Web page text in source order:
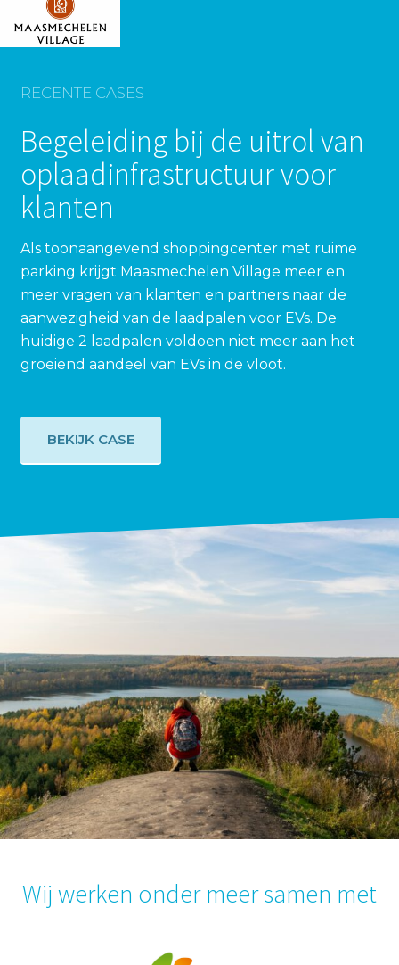
RECENTE CASES
Begeleiding bij de uitrol van
oplaadinfrastructuur voor
klanten
Als toonaangevend shoppingcenter met ruime
parking krijgt Maasmechelen Village meer en
meer vragen van klanten en partners naar de
aanwezigheid van de laadpalen voor EVs. De
huidige 2 laadpalen voldoen niet meer aan het
groeiend aandeel van EVs in de vloot.
BEKIJK CASE
Wij werken onder meer samen met